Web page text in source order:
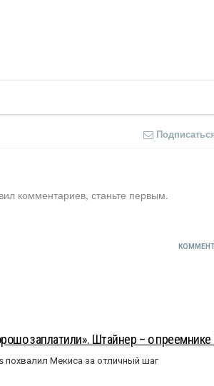
комментариев, станьте первым.
заплатили». Штайнер – о преемнике
Мекиса за отличный шаг